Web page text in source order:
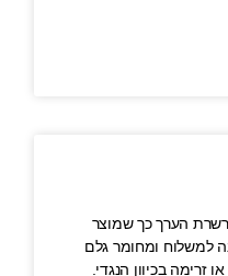
הערך כך שמוצר
למשלוח ומחומר גלם
זרימה בכיוון הנגדי.